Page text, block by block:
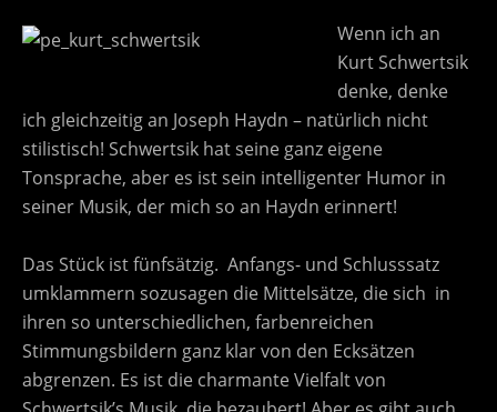
Wenn ich an
Kurt Schwertsik
denke, denke
ich gleichzeitig an Joseph Haydn – natürlich nicht
stilistisch! Schwertsik hat seine ganz eigene
Tonsprache, aber es ist sein intelligenter Humor in
seiner Musik, der mich so an Haydn erinnert!
Das Stück ist fünfsätzig. Anfangs- und Schlusssatz
umklammern sozusagen die Mittelsätze, die sich in
ihren so unterschiedlichen, farbenreichen
Stimmungsbildern ganz klar von den Ecksätzen
abgrenzen. Es ist die charmante Vielfalt von